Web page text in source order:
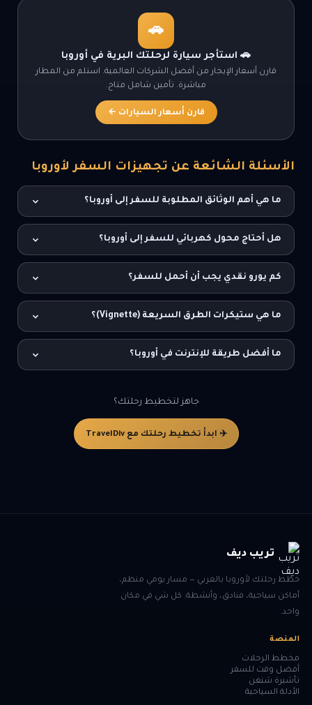
🚗
🚗 استأجر سيارة لرحلتك البرية في أوروبا
قارن أسعار الإيجار من أفضل الشركات العالمية. استلم من المطار
مباشرة. تأمين شامل متاح.
قارن أسعار السيارات ←
الأسئلة الشائعة عن تجهيزات السفر لأوروبا
ما هي أهم الوثائق المطلوبة للسفر إلى أوروبا؟
جواز سفر ساري لمدة 6 أشهر على الأقل، تأشيرة شنغن سارية،
تأمين صحي بتغطية 30,000 يورو، حجوزات الفنادق وتذاكر الطيران،
ورخصة قيادة دولية إذا كنت تخطط لاستئجار سيارة.
هل أحتاج محول كهربائي للسفر إلى أوروبا؟
نعم، أوروبا تستخدم مقابس Type C أو Type F بجهد 230 فولت.
تحتاج محول كهربائي أوروبي. يُنصح بشراء محول عالمي يدعم عدة
أنواع من المقابس.
كم يورو نقدي يجب أن أحمل للسفر؟
200-500 يورو نقداً للطوارئ مع الاعتماد على بطاقات ائتمان دولية
أو Wise/Revolut. لا تنسَ إبلاغ بنكك بخطة سفرك لتجنب حظر
البطاقة.
ما هي ستيكرات الطرق السريعة (Vignette)؟
رسم استخدام الطرق السريعة مطلوب في النمسا وسويسرا
وسلوفينيا والتشيك. يُشترى إلكترونياً أو من محطات الحدود. القيادة
بدونه تعرضك لغرامة مالية كبيرة.
ما أفضل طريقة للإنترنت في أوروبا؟
جاهز لتخطيط رحلتك؟
✈️ ابدأ تخطيط رحلتك مع TravelDiv
تريب ديف
خطّط رحلتك لأوروبا بالعربي — مسار يومي منظم،
أماكن سياحية، فنادق، وأنشطة. كل شي في مكان
واحد.
المنصة
مخطط الرحلات
أفضل وقت للسفر
تأشيرة شنغن
الأدلة السياحية